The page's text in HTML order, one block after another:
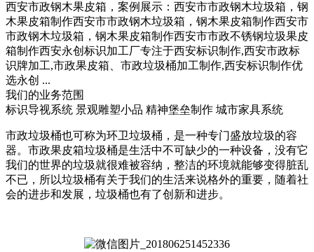
西安市政钢木果皮箱，案例展示：西安市市政钢木垃圾箱，钢
木果皮箱制作西安市市政钢木垃圾箱，钢木果皮箱制作西安市
市政钢木垃圾箱，钢木果皮箱制作西安市市政不锈钢垃圾果皮
箱制作西安永创标识加工厂专注于西安标识制作,西安市政标
识牌加工,市政果皮箱、市政垃圾桶加工制作,西安标识制作优
选永创 ...
我们的业务范围
标识导视系统 景观雕塑小品 精神堡垒制作 城市家具系统
市政垃圾桶也可称为环卫垃圾桶，是一种专门盛放垃圾的容
器。市政果皮箱垃圾桶是生活中不可缺少的一种设备，没有它
我们的世界的垃圾就很难被容纳，整洁的环境就能够变得脏乱
不已，所以垃圾桶有关于我们的生活来说格外的重要，随着社
会的进步和发展，垃圾桶也有了创新和进步。